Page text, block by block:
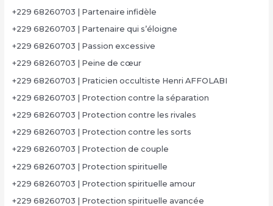
+229 68260703 | Partenaire infidèle
+229 68260703 | Partenaire qui s’éloigne
+229 68260703 | Passion excessive
+229 68260703 | Peine de cœur
+229 68260703 | Praticien occultiste Henri AFFOLABI
+229 68260703 | Protection contre la séparation
+229 68260703 | Protection contre les rivales
+229 68260703 | Protection contre les sorts
+229 68260703 | Protection de couple
+229 68260703 | Protection spirituelle
+229 68260703 | Protection spirituelle amour
+229 68260703 | Protection spirituelle avancée